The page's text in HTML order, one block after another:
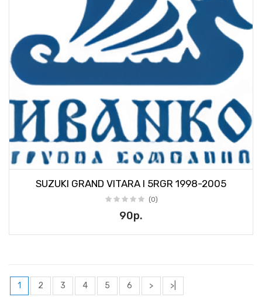
SUZUKI GRAND VITARA I 5RGR 1998-2005
(0)
90р.
1 2 3 4 5 6 >
>|